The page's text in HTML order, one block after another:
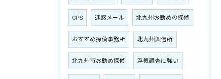
GPS 迷惑メール 北九州お勧めの探偵
おすすめ探偵事務所 北九州興信所
北九州市お勧め探偵 浮気調査に強い